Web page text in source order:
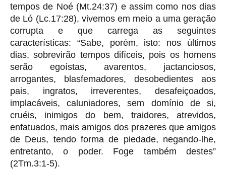
tempos de Noé (Mt.24:37) e assim como nos dias
de Ló (Lc.17:28), vivemos em meio a uma geração
corrupta e que carrega as seguintes
características: “Sabe, porém, isto: nos últimos
dias, sobrevirão tempos difíceis, pois os homens
serão egoístas, avarentos, jactanciosos,
arrogantes, blasfemadores, desobedientes aos
pais, ingratos, irreverentes, desafeiçoados,
implacáveis, caluniadores, sem domínio de si,
cruéis, inimigos do bem, traidores, atrevidos,
enfatuados, mais amigos dos prazeres que amigos
de Deus, tendo forma de piedade, negando-lhe,
entretanto, o poder. Foge também destes”
(2Tm.3:1-5).